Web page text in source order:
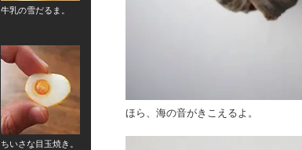
牛乳の雪だるま。
ちいさな目玉焼き。
ほら、海の音がきこえるよ。